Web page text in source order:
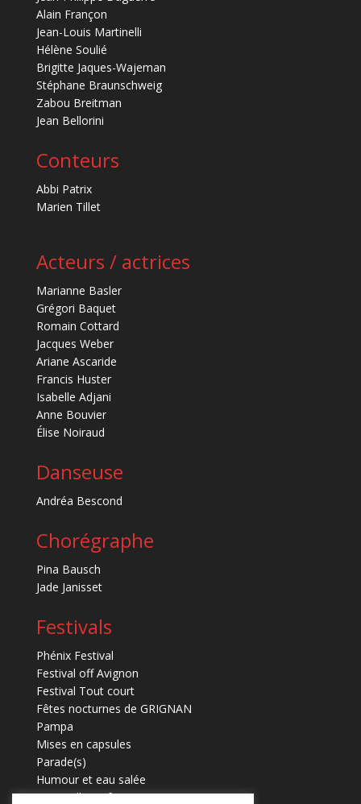
Alain Françon
Jean-Louis Martinelli
Hélène Soulié
Brigitte Jaques-Wajeman
Stéphane Braunschweig
Zabou Breitman
Jean Bellorini
Conteurs
Abbi Patrix
Marien Tillet
Acteurs / actrices
Marianne Basler
Grégori Baquet
Romain Cottard
Jacques Weber
Ariane Ascaride
Francis Huster
Isabelle Adjani
Anne Bouvier
Élise Noiraud
Danseuse
Andréa Bescond
Chorégraphe
Pina Bausch
Jade Janisset
Festivals
Phénix Festival
Festival off Avignon
Festival Tout court
Fêtes nocturnes de GRIGNAN
Pampa
Mises en capsules
Parade(s)
Humour et eau salée
Marmaille en fugues